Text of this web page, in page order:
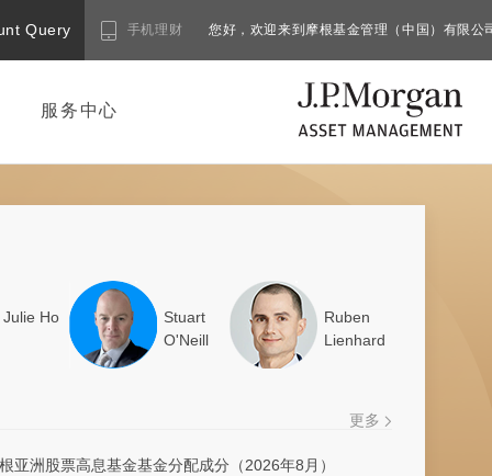
Query 手机理财 您好，欢迎来到摩根基金管理（中国）有限公
服务中心
Julie Ho
Stuart
O'Neill
Ruben
Lienhard
更多
亚洲股票高息基金基金分配成分（2026年8月）